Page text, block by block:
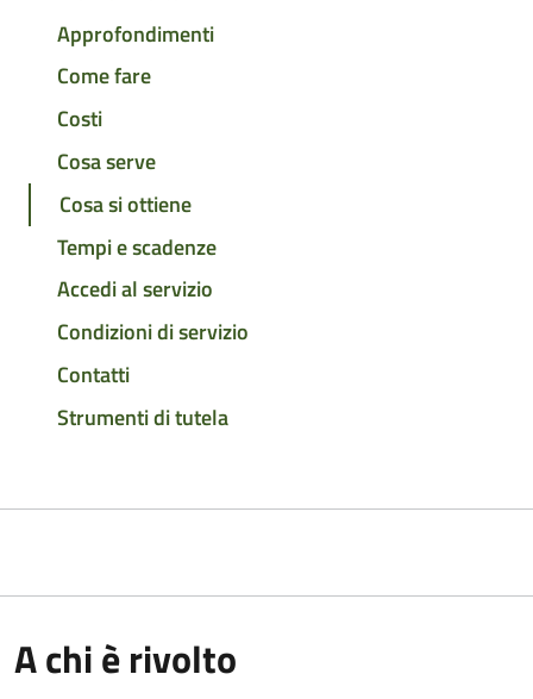
Approfondimenti
Come fare
Costi
Cosa serve
Cosa si ottiene
Tempi e scadenze
Accedi al servizio
Condizioni di servizio
Contatti
Strumenti di tutela
A chi è rivolto